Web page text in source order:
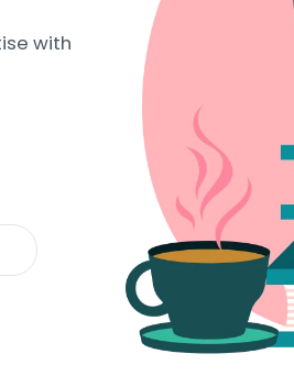
with